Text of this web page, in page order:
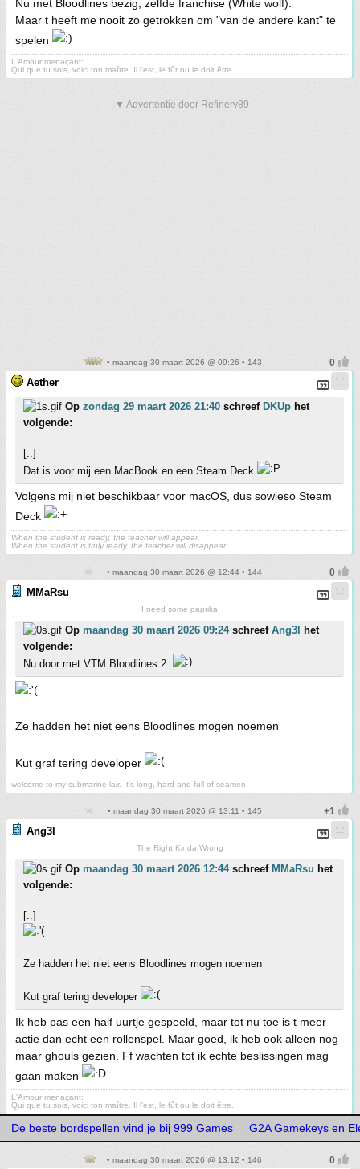
Nu met Bloodlines bezig, zelfde franchise (White wolf).
Maar t heeft me nooit zo getrokken om "van de andere kant" te
spelen
L'Amour menaçant:
Qui que tu sois, voici ton maître. Il l'est, le fût ou le doit être.
▼ Advertentie door Refinery89
• maandag 30 maart 2026 @ 09:26 • 143
Aether
Op zondag 29 maart 2026 21:40 schreef DKUp het
volgende:
[..]
Dat is voor mij een MacBook en een Steam Deck
Volgens mij niet beschikbaar voor macOS, dus sowieso Steam
Deck
When the student is ready, the teacher will appear.
When the student is truly ready, the teacher will disappear.
• maandag 30 maart 2026 @ 12:44 • 144
MMaRsu
I need some paprika
Op maandag 30 maart 2026 09:24schreef Ang3l
het
volgende:
Nu door met VTM Bloodlines 2.
Ze hadden het niet eens Bloodlines mogen noemen
Kut graf tering developer
welcome to my submarine lair. It's long, hard and full of seamen!
• maandag 30 maart 2026 @ 13:11 • 145
Ang3l
The Right Kinda Wrong
Op maandag 30 maart 2026 12:44schreef MMaRsu het
volgende:
[..]
Ze hadden het niet eens Bloodlines mogen noemen
Kut graf tering developer
Ik heb pas een half uurtje gespeeld, maar tot nu toe is t meer
actie dan echt een rollenspel. Maar goed, ik heb ook alleen nog
maar ghouls gezien. Ff wachten tot ik echte beslissingen mag
gaan maken
L'Amour menaçant:
Qui que tu sois, voici ton maître. Il l'est, le fût ou le doit être.
De beste bordspellen vind je bij 999 Games G2A Gamekeys en
• maandag 30 maart 2026 @ 13:12 • 146